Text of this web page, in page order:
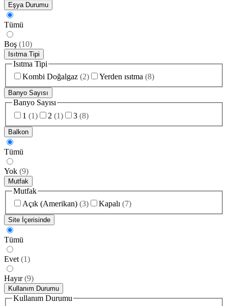
Eşya Durumu
Tümü
Boş (10)
Isıtma Tipi
Isıtma Tipi
Kombi Doğalgaz (2) Yerden ısıtma (8)
Banyo Sayısı
Banyo Sayısı
1 (1) 2 (1) 3 (8)
Balkon
Tümü
Yok (9)
Mutfak
Mutfak
Açık (Amerikan) (3) Kapalı (7)
Site İçerisinde
Tümü
Evet (1)
Hayır (9)
Kullanım Durumu
Kullanım Durumu